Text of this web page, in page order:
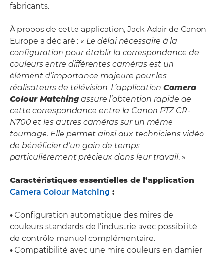
fabricants.
À propos de cette application, Jack Adair de Canon
Europe a déclaré : « Le délai nécessaire à la
configuration pour établir la correspondance de
couleurs entre différentes caméras est un
élément d’importance majeure pour les
réalisateurs de télévision. L’application Camera
Colour Matching assure l’obtention rapide de
cette correspondance entre la Canon PTZ CR-
N700 et les autres caméras sur un même
tournage. Elle permet ainsi aux techniciens vidéo
de bénéficier d’un gain de temps
particulièrement précieux dans leur travail. »
Caractéristiques essentielles de l’application
Camera Colour Matching :
• Configuration automatique des mires de
couleurs standards de l’industrie avec possibilité
de contrôle manuel complémentaire.
• Compatibilité avec une mire couleurs en damier